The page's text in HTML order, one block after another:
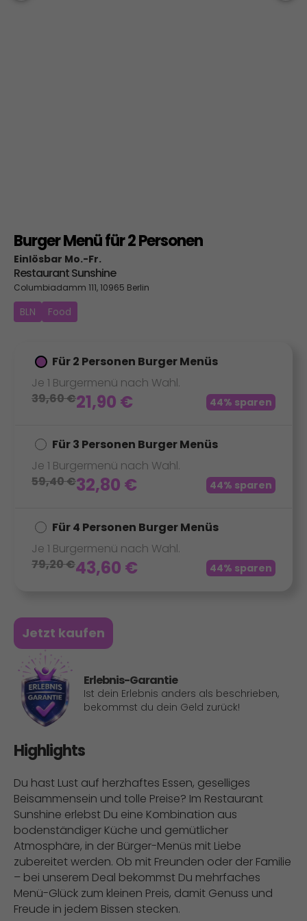
Burger Menü für 2 Personen
Einlösbar Mo.-Fr.
Restaurant Sunshine
Columbiadamm 111, 10965 Berlin
BLN Food
Für 2 Personen Burger Menüs
Je 1 Burgermenü nach Wahl.
39,60€21,90 € 44% sparen
Für 3 Personen Burger Menüs
Je 1 Burgermenü nach Wahl.
59,40€32,80 € 44% sparen
Für 4 Personen Burger Menüs
Je 1 Burgermenü nach Wahl.
79,20€43,60 € 44% sparen
Jetzt kaufen
Erlebnis-Garantie
Ist dein Erlebnis anders als beschrieben,
bekommst du dein Geld zurück!
Highlights
Du hast Lust auf herzhaftes Essen, geselliges
Beisammensein und tolle Preise? Im Restaurant
Sunshine erlebst Du eine Kombination aus
bodenständiger Küche und gemütlicher
Atmosphäre, in der Bürger-Menüs mit Liebe
zubereitet werden. Ob mit Freunden oder der Familie
– bei unserem Deal bekommst Du mehrfaches
Menü-Glück zum kleinen Preis, damit Genuss und
Freude in jedem Bissen stecken.